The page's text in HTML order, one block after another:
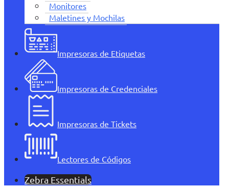
Monitores
Maletines y Mochilas
Impresoras de Etiquetas
Impresoras de Credenciales
Impresoras de Tickets
Lectores de Códigos
Zebra Essentials